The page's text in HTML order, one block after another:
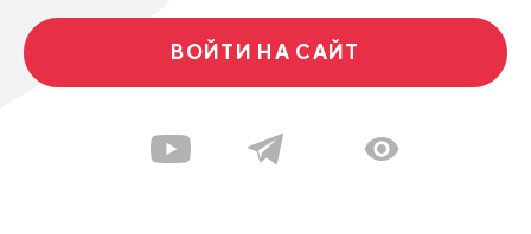
ВОЙТИ НА САЙТ